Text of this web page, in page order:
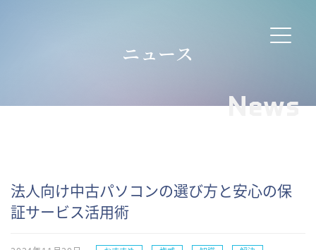
ニュース
News
法人向け中古パソコンの選び方と安心の保
証サービス活用術